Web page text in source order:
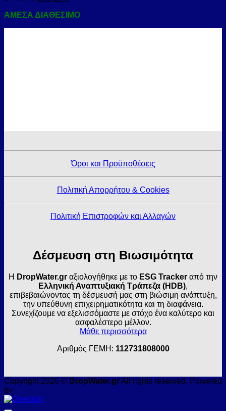
ΑΜΕΣΑ ΔΙΑΘΕΣΙΜΟ
Όροι και Προϋποθέσεις
Πολιτική Απορρήτου & Cookies
Πολιτική Επιστροφών και Αλλαγών
Δέσμευση στη Βιωσιμότητα
Η DropWater.gr αξιολογήθηκε με το ESG Tracker από την
Ελληνική Αναπτυξιακή Τράπεζα (HDB),
επιβεβαιώνοντας τη δέσμευσή μας στη βιώσιμη ανάπτυξη,
την υπεύθυνη επιχειρηματικότητα και τη διαφάνεια.
Συνεχίζουμε να εξελισσόμαστε με στόχο ένα καλύτερο και
ασφαλέστερο μέλλον.
Μάθε περισσότερα
Αριθμός ΓΕΜΗ: 112731808000
Copyright 2026 © DropWater.grAll rights reserved. Powered
by